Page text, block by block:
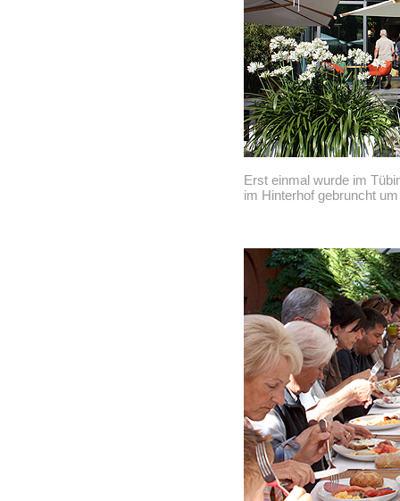
Erst einmal wurde im
im Hinterhof gebruncht